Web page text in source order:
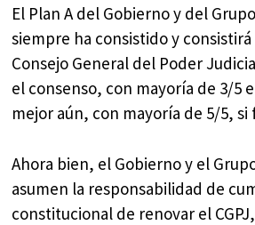
El Plan A del Gobierno y del
siempre ha consistido y
Consejo General del Poder
el consenso, con mayoría de 3/5
mejor aún, con mayoría de 5/5, si
Ahora bien, el Gobierno y el
asumen la responsabilidad de
constitucional de renovar el